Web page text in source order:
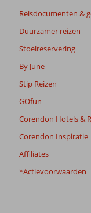
Reisdocumenten &
Duurzamer reizen
Stoelreservering
By June
Stip Reizen
GOfun
Corendon Hotels &
Corendon Inspiratie
Affiliates
*Actievoorwaarden